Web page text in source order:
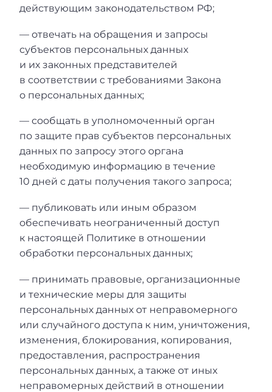
действующим законодательством РФ;
— отвечать на обращения и запросы
субъектов персональных данных
и их законных представителей
в соответствии с требованиями Закона
о персональных данных;
— сообщать в уполномоченный орган
по защите прав субъектов персональных
данных по запросу этого органа
необходимую информацию в течение
10 дней с даты получения такого запроса;
— публиковать или иным образом
обеспечивать неограниченный доступ
к настоящей Политике в отношении
обработки персональных данных;
— принимать правовые, организационные
и технические меры для защиты
персональных данных от неправомерного
или случайного доступа к ним, уничтожения,
изменения, блокирования, копирования,
предоставления, распространения
персональных данных, а также от иных
неправомерных действий в отношении